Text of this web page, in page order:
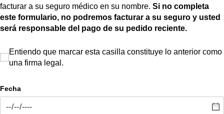
facturar a su seguro médico en su nombre. Si no completa
este formulario, no podremos facturar a su seguro y usted
será responsable del pago de su pedido reciente.
Entiendo que marcar esta casilla constituye lo anterior como
Entiendo que marcar esta casilla constituye lo anterior como
una firma legal.
Fecha